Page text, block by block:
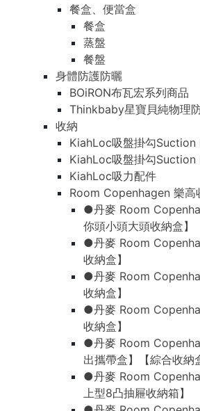
餐盒、便當盒
餐盒
蒸盤
餐盤
身體防護防曬
BOiRON布瓦宏系列商品
Thinkbaby星寶貝純物理
收納
KiahLoc吸盤掛勾
KiahLoc吸盤掛勾Suction
KiahLoc吸力配件
Room Copenhagen 樂高
●丹麥 Room
你頭小頭大頭收納盒】
●丹麥 Room
收納盒】
●丹麥 Room
收納盒】
●丹麥 Room
收納盒】
●丹麥 Room
出攜帶盒】【綜合收納
●丹麥 Room
上型8凸抽屜收納箱】